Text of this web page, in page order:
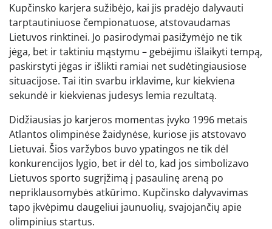
Kupčinsko karjera sužibėjo, kai jis pradėjo dalyvauti
tarptautiniuose čempionatuose, atstovaudamas
Lietuvos rinktinei. Jo pasirodymai pasižymėjo ne tik
jėga, bet ir taktiniu mąstymu – gebėjimu išlaikyti tempą,
paskirstyti jėgas ir išlikti ramiai net sudėtingiausiose
situacijose. Tai itin svarbu irklavime, kur kiekviena
sekundė ir kiekvienas judesys lemia rezultatą.
Didžiausias jo karjeros momentas įvyko 1996 metais
Atlantos olimpinėse žaidynėse, kuriose jis atstovavo
Lietuvai. Šios varžybos buvo ypatingos ne tik dėl
konkurencijos lygio, bet ir dėl to, kad jos simbolizavo
Lietuvos sporto sugrįžimą į pasaulinę areną po
nepriklausomybės atkūrimo. Kupčinsko dalyvavimas
tapo įkvėpimu daugeliui jaunuolių, svajojančių apie
olimpinius startus.